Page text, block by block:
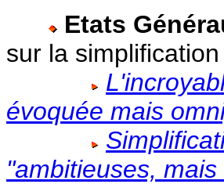
Etats
sur la
évoquée mais
"ambitieuses,